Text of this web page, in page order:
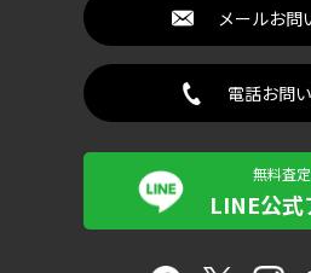
メールお問
電話お問
無料査
LINE公式